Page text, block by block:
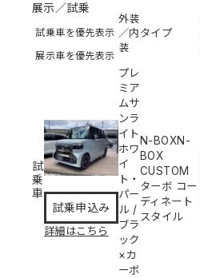
展示／試乗
試乗車を優先表示
展示車を優先表示
外装
／内
装
タイプ
試
乗
車
試乗申込み
詳細はこちら
プレ
ミア
ムサ
ンラ
イト
ホワ
イ
ト・
パー
ル/
ブラ
ック
×カ
ーボ
N-BOXN-
BOX
CUSTOM
ターボ コー
ディネート
スタイル